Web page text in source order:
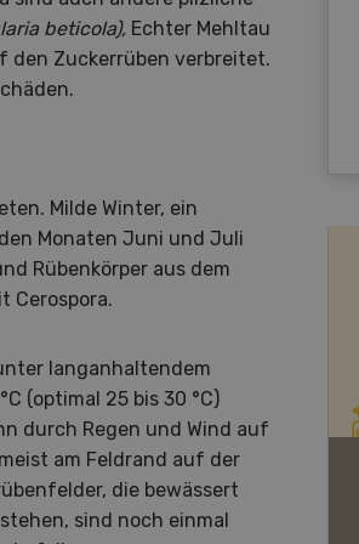
beticola), Echter Mehltau
den Zuckerrüben verbreitet.
Milde Winter, ein
Monaten Juni und Juli
Rübenkörper aus dem
Cerospora.
langanhaltendem
(optimal 25 bis 30 °C)
durch Regen und Wind auf
am Feldrand auf der
die bewässert
sind noch einmal
im Klimawandel